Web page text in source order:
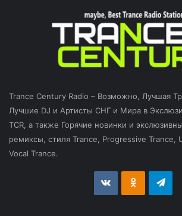
Trance Century Radio – Возможно, Лучшая
Лучшие DJ и Артисты СНГ и Мира в
TCR, а также Горячие новинки и
ремиксы, стиля Trance, Progressive Trance,
Vocal Trance.
vk.com